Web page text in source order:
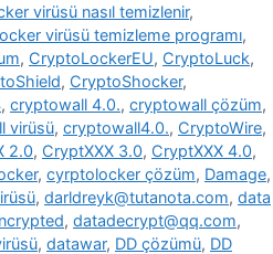
virüsü nasıl temizlenir,
virüsü temizleme programı,
, CryptoLockerEU, CryptoLuck,
, CryptoShocker,
, cryptowall 4.0., cryptowall çözüm,
virüsü, cryptowall4.0., CryptoWire,
2.0, CryptXXX 3.0, CryptXXX 4.0,
, cyrptolocker çözüm, Damage,
, darldreyk@tutanota.com, data
, datadecrypt@qq.com,
, datawar, DD çözümü, DD